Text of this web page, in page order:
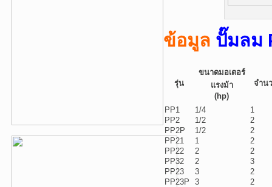
ข้อมูล ปั๊มลม
รุ่น
ขนาดมอเตอร์
แรงม้า
(hp)
จำน
PP1 1/4
1
PP2
1/2
2
PP2P
1/2
2
PP21
1
2
PP22
2
2
PP32
2
3
PP23
3
2
PP23P
3
2